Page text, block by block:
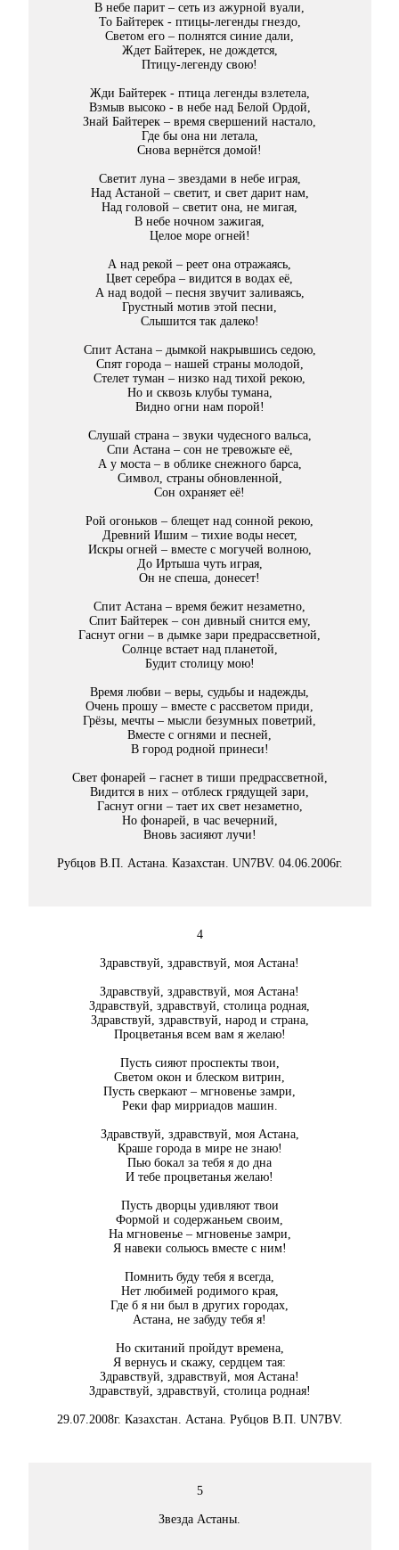
В небе парит – сеть из ажурной вуали,
То Байтерек - птицы-легенды гнездо,
Светом его – полнятся синие дали,
Ждет Байтерек, не дождется,
Птицу-легенду свою!
Жди Байтерек - птица легенды взлетела,
Взмыв высоко - в небе над Белой Ордой,
Знай Байтерек – время свершений настало,
Где бы она ни летала,
Снова вернётся домой!
Светит луна – звездами в небе играя,
Над Астаной – светит, и свет дарит нам,
Над головой – светит она, не мигая,
В небе ночном зажигая,
Целое море огней!
А над рекой – реет она отражаясь,
Цвет серебра – видится в водах её,
А над водой – песня звучит заливаясь,
Грустный мотив этой песни,
Слышится так далеко!
Спит Астана – дымкой накрывшись седою,
Спят города – нашей страны молодой,
Стелет туман – низко над тихой рекою,
Но и сквозь клубы тумана,
Видно огни нам порой!
Слушай страна – звуки чудесного вальса,
Спи Астана – сон не тревожьте её,
А у моста – в облике снежного барса,
Символ, страны обновленной,
Сон охраняет её!
Рой огоньков – блещет над сонной рекою,
Древний Ишим – тихие воды несет,
Искры огней – вместе с могучей волною,
До Иртыша чуть играя,
Он не спеша, донесет!
Спит Астана – время бежит незаметно,
Спит Байтерек – сон дивный снится ему,
Гаснут огни – в дымке зари предрассветной,
Солнце встает над планетой,
Будит столицу мою!
Время любви – веры, судьбы и надежды,
Очень прошу – вместе с рассветом приди,
Грёзы, мечты – мысли безумных поветрий,
Вместе с огнями и песней,
В город родной принеси!
Свет фонарей – гаснет в тиши предрассветной,
Видится в них – отблеск грядущей зари,
Гаснут огни – тает их свет незаметно,
Но фонарей, в час вечерний,
Вновь засияют лучи!
Рубцов В.П. Астана. Казахстан. UN7BV. 04.06.2006г.
4
Здравствуй, здравствуй, моя Астана!
Здравствуй, здравствуй, моя Астана!
Здравствуй, здравствуй, столица родная,
Здравствуй, здравствуй, народ и страна,
Процветанья всем вам я желаю!
Пусть сияют проспекты твои,
Светом окон и блеском витрин,
Пусть сверкают – мгновенье замри,
Реки фар мирриадов машин.
Здравствуй, здравствуй, моя Астана,
Краше города в мире не знаю!
Пью бокал за тебя я до дна
И тебе процветанья желаю!
Пусть дворцы удивляют твои
Формой и содержаньем своим,
На мгновенье – мгновенье замри,
Я навеки сольюсь вместе с ним!
Помнить буду тебя я всегда,
Нет любимей родимого края,
Где б я ни был в других городах,
Астана, не забуду тебя я!
Но скитаний пройдут времена,
Я вернусь и скажу, сердцем тая:
Здравствуй, здравствуй, моя Астана!
Здравствуй, здравствуй, столица родная!
29.07.2008г. Казахстан. Астана. Рубцов В.П. UN7BV.
5
Звезда Астаны.